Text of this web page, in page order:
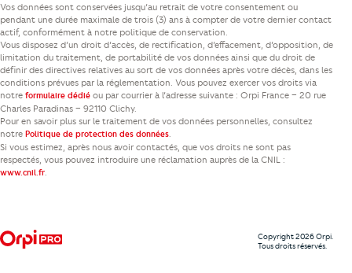
Vos données sont conservées jusqu’au retrait de votre consentement ou
pendant une durée maximale de trois (3) ans à compter de votre dernier contact
actif, conformément à notre politique de conservation.
Vous disposez d’un droit d’accès, de rectification, d’effacement, d’opposition, de
limitation du traitement, de portabilité de vos données ainsi que du droit de
définir des directives relatives au sort de vos données après votre décès, dans les
conditions prévues par la réglementation. Vous pouvez exercer vos droits via
notre formulaire dédié ou par courrier à l’adresse suivante : Orpi France – 20 rue
Charles Paradinas – 92110 Clichy.
Pour en savoir plus sur le traitement de vos données personnelles, consultez
notre Politique de protection des données.
Si vous estimez, après nous avoir contactés, que vos droits ne sont pas
respectés, vous pouvez introduire une réclamation auprès de la CNIL :
www.cnil.fr.
Copyright 2026 Orpi.
Tous droits réservés.